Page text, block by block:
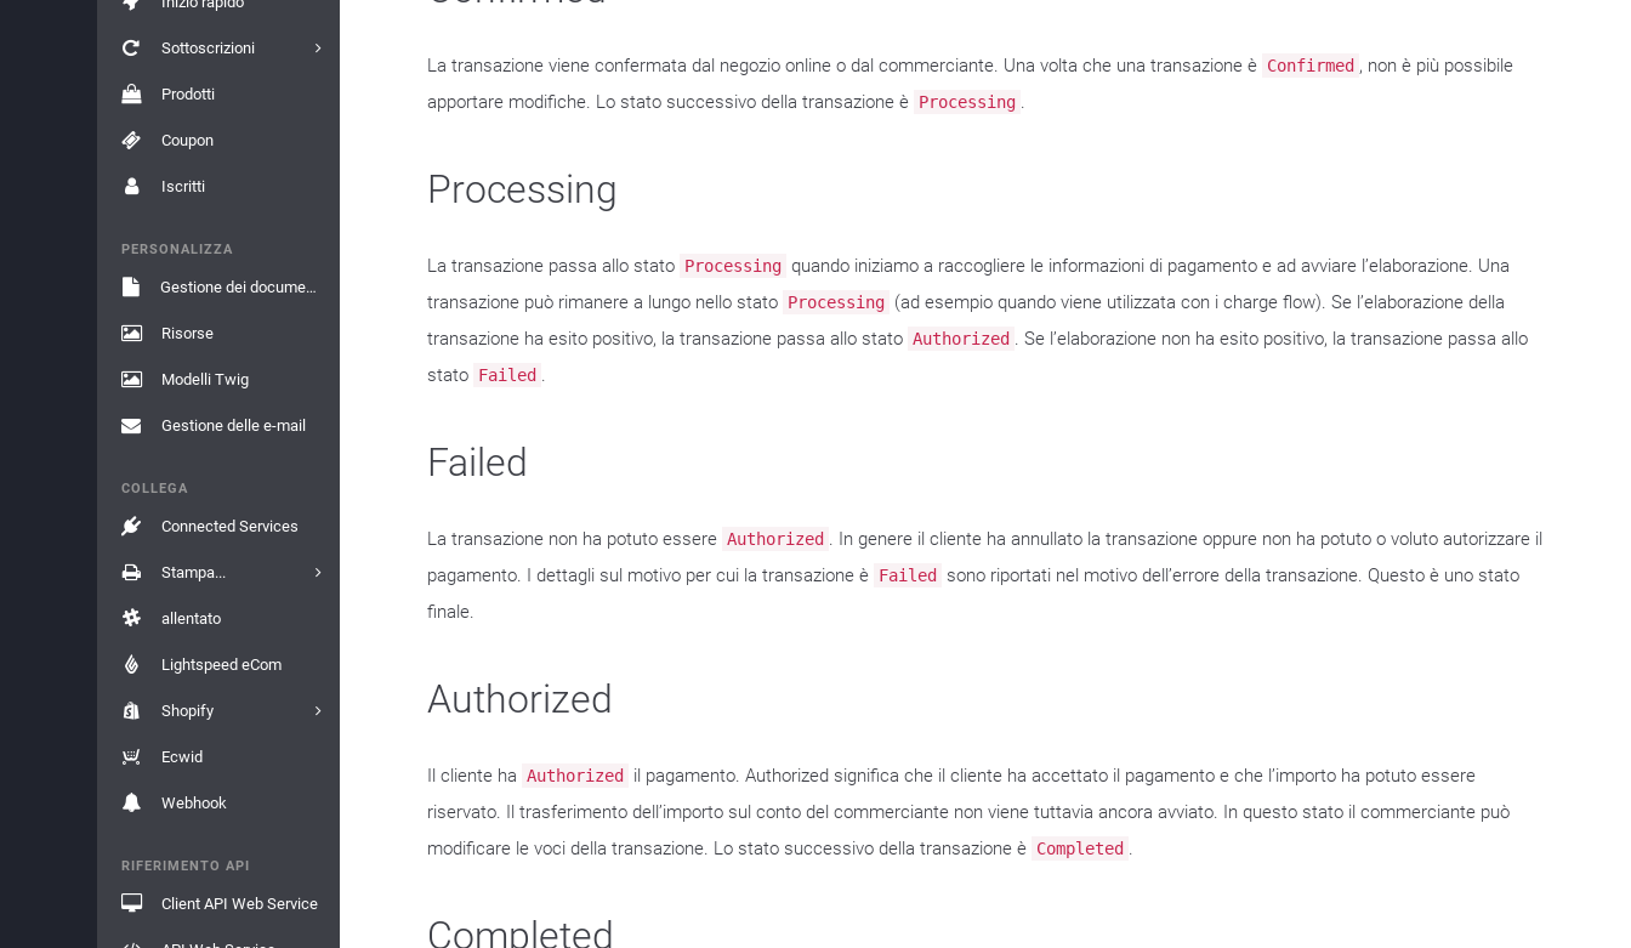
Sottoscrizioni
Prodotti
Coupon
Iscritti
PERSONALIZZA
Gestione dei documenti
Risorse
Modelli Twig
Gestione delle e-mail
COLLEGA
Connected Services
Stampa...
allentato
Lightspeed eCom
Shopify
Ecwid
Webhook
RIFERIMENTO API
Client API Web Service
La transazione viene confermata dal negozio online o dal commerciante. Una volta che una transazione è Confirmed , non è più possibile
apportare modifiche. Lo stato successivo della transazione è Processing .
Processing
La transazione passa allo stato Processing quando iniziamo a raccogliere le informazioni di pagamento e ad avviare l’elaborazione. Una
transazione può rimanere a lungo nello stato Processing (ad esempio quando viene utilizzata con i charge flow). Se l’elaborazione della
transazione ha esito positivo, la transazione passa allo stato Authorized . Se l’elaborazione non ha esito positivo, la transazione passa allo
stato Failed .
Failed
La transazione non ha potuto essere Authorized . In genere il cliente ha annullato la transazione oppure non ha potuto o voluto autorizzare il
pagamento. I dettagli sul motivo per cui la transazione è Failed
sono riportati nel motivo dell’errore della transazione. Questo è uno stato
finale.
Authorized
Il cliente ha Authorized
il pagamento. Authorized significa che il cliente ha accettato il pagamento e che l’importo ha potuto essere
riservato. Il trasferimento dell’importo sul conto del commerciante non viene tuttavia ancora avviato. In questo stato il commerciante può
modificare le voci della transazione. Lo stato successivo della transazione è Completed .
Completed